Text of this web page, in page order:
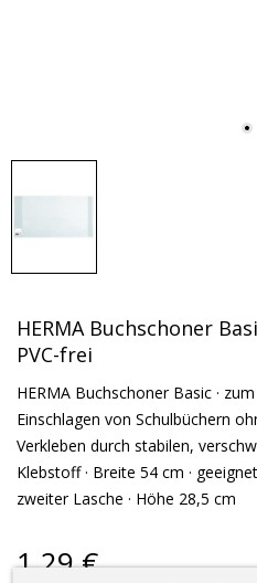
HERMA Buchschoner
PVC-frei
HERMA Buchschoner Basic ·
Einschlagen von Schulbüchern
Verkleben durch stabilen,
Klebstoff · Breite 54 cm ·
zweiter Lasche · Höhe 28,5 cm
1,29 €